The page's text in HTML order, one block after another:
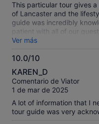
This particular tour gives
of Lancaster and the
guide was incredibly
patient with all of our
much more about both
known, and we are
and friends. We can't
Oh, and the ice cream
Ver más
10.0/10
10.0
sobre
10
KAREN_D
Comentario de Viator
1 de mar de 2025
A lot of information that I
tour guide was very